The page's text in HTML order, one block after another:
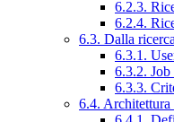
6.2.3.
6.2.4.
6.3. Dalla
6.3.1.
6.3.2.
6.3.3.
6.4. Architettura